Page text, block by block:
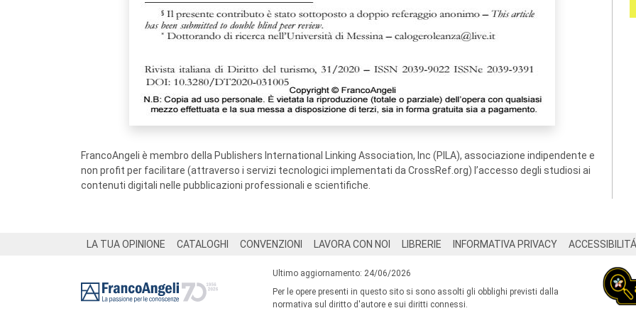
FrancoAngeli è membro della Publishers International Linking Association, Inc (PILA), associazione indipendente e
non profit per facilitare (attraverso i servizi tecnologici implementati da CrossRef.org) l’accesso degli studiosi ai
contenuti digitali nelle pubblicazioni professionali e scientifiche.
LA TUA OPINIONE CATALOGHI CONVENZIONI LAVORA CON NOI LIBRERIE INFORMATIVA PRIVACY ACCESSIBILITÁ
Ultimo aggiornamento: 24/06/2026
Per le opere presenti in questo sito si sono assolti gli obblighi previsti dalla
normativa sul diritto d'autore e sui diritti connessi.